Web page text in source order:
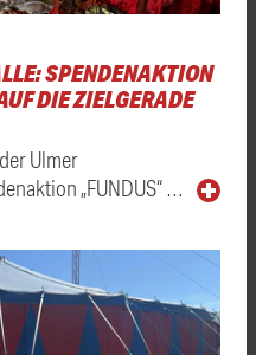
SPENDENAKTION
DIE ZIELGERADE
Ulmer
„FUNDUS“ …